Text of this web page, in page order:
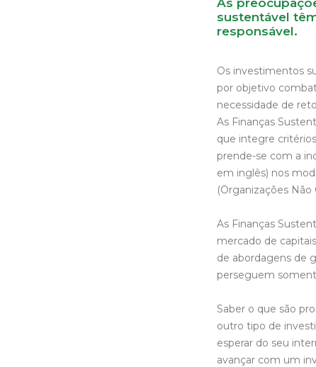
As
sustentável
responsável.
Os investimentos
por objetivo
necessidade de
As Finanças
que integre
prende-se com a
em inglês) nos
(Organizações Não
As Finanças
mercado de
de abordagens de
perseguem
Saber o que são
outro tipo de
esperar do seu
avançar com um